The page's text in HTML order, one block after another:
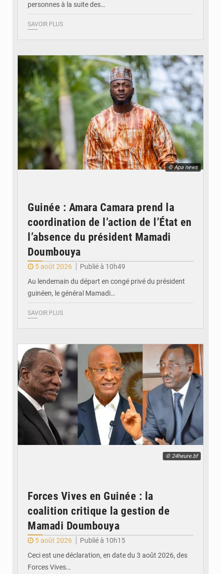
personnes à la suite des…
SAVOIR PLUS
© Apa news
Guinée : Amara Camara prend la
coordination de l’action de l’État en
l’absence du président Mamadi
Doumbouya
5 août 2026
Publié à 10h49
Au lendemain du départ en congé privé du président
guinéen, le général Mamadi…
SAVOIR PLUS
© 24heure.bf
Forces Vives en Guinée : la
coalition critique la gestion de
Mamadi Doumbouya
5 août 2026
Publié à 10h15
Ceci est une déclaration, en date du 3 août 2026, des
Forces Vives…